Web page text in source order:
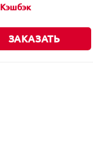
ЗАКАЗАТЬ